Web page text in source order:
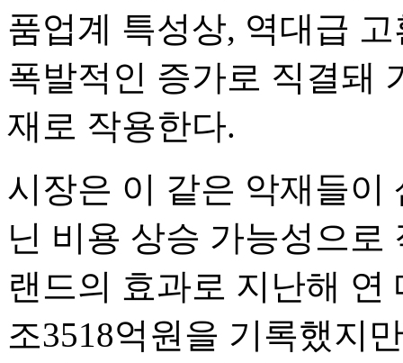
품업계 특성상, 역대급
폭발적인 증가로 직결돼
재로 작용한다.
시장은 이 같은 악재들이
닌 비용 상승 가능성으로
랜드의 효과로 지난해 연
조3518억원을 기록했지